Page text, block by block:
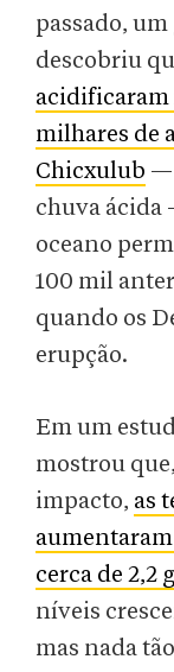
passado,
descobriu
acidificaram
milhares de
Chicxulub —
chuva ácida
oceano
100 mil
quando os
erupção.
Em um
mostrou
impacto, as
cerca de 2,2
níveis
mas nada